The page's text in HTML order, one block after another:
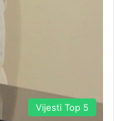
Vijesti Top 5